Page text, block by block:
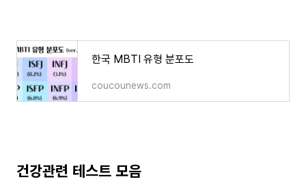
한국 MBTI 유형 분포도
coucounews.com
건강관련 테스트 모음